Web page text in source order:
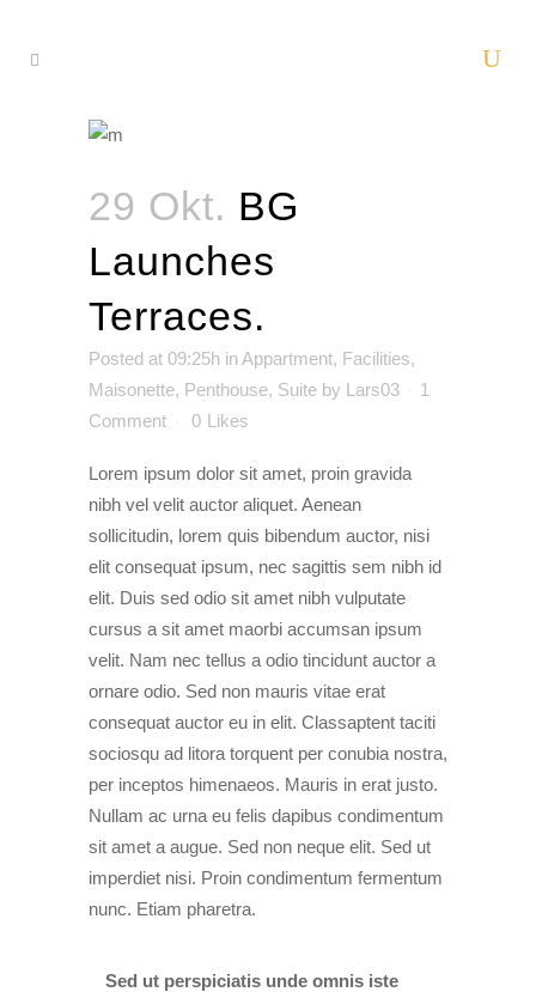
29 Okt. BG
Launches
Terraces.
Posted at 09:25h inAppartment, Facilities,
Maisonette, Penthouse, Suite by Lars03
1
Comment
0 Likes
Lorem ipsum dolor sit amet, proin gravida
nibh vel velit auctor aliquet. Aenean
sollicitudin, lorem quis bibendum auctor, nisi
elit consequat ipsum, nec sagittis sem nibh id
elit. Duis sed odio sit amet nibh vulputate
cursus a sit amet maorbi accumsan ipsum
velit. Nam nec tellus a odio tincidunt auctor a
ornare odio. Sed non mauris vitae erat
consequat auctor eu in elit. Classaptent taciti
sociosqu ad litora torquent per conubia nostra,
per inceptos himenaeos. Mauris in erat justo.
Nullam ac urna eu felis dapibus condimentum
sit amet a augue. Sed non neque elit. Sed ut
imperdiet nisi. Proin condimentum fermentum
nunc. Etiam pharetra.
Sed ut perspiciatis unde omnis iste